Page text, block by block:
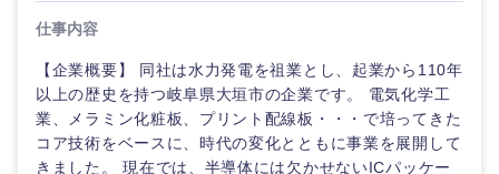
仕事内容
【企業概要】 同社は水力発電を祖業とし、起業から110年
以上の歴史を持つ岐阜県大垣市の企業です。 電気化学工
業、メラミン化粧板、プリント配線板・・・で培ってきた
コア技術をベースに、時代の変化とともに事業を展開して
きました。 現在では、半導体には欠かせないICパッケー